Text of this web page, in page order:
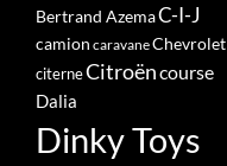
Bertrand AzemaC-I-J
camion caravaneChevrolet
citerneCitroëncourse
Dalia
Dinky Toys